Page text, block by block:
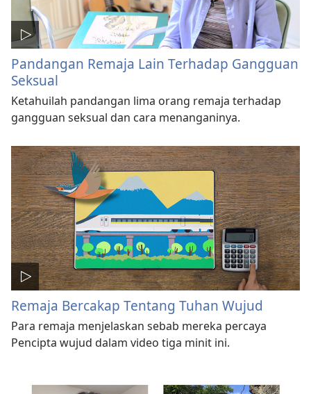
Pandangan Remaja Lain Terhadap Gangguan
Seksual
Ketahuilah pandangan lima orang remaja terhadap
gangguan seksual dan cara menanganinya.
Remaja Bercakap Tentang Tuhan Wujud
Para remaja menjelaskan sebab mereka percaya
Pencipta wujud dalam video tiga minit ini.